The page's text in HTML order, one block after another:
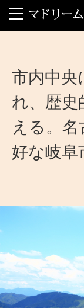
市内中央
れ、歴史
える。
好な岐阜